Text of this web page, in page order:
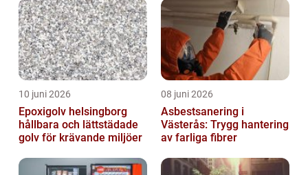
10 juni 2026
Epoxigolv helsingborg
hållbara och lättstädade
golv för krävande miljöer
08 juni 2026
Asbestsanering i
Västerås: Trygg hantering
av farliga fibrer